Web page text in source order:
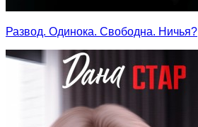
Развод. Одинока. Свободна. Ничья?